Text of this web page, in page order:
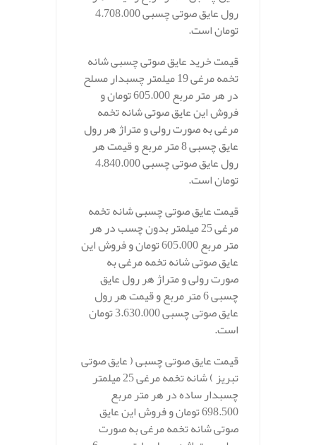
رول عایق صوتی چسبی 4.708.000
تومان است.
قیمت خرید عایق صوتی چسبی شانه
تخمه مرغی 19 میلمتر چسبدار مسلح
در هر متر مربع 605.000 تومان و
فروش این عایق صوتی شانه تخمه
مرغی به صورت رولی و متراژ هر رول
عایق چسبی 8 متر مربع و قیمت هر
رول عایق صوتی چسبی 4.840.000
تومان است.
قیمت عایق صوتی چسبی شانه تخمه
مرغی 25 میلمتر بدون چسب در هر
متر مربع 605.000 تومان و فروش این
عایق صوتی شانه تخمه مرغی به
صورت رولی و متراژ هر رول عایق
چسبی 6 متر مربع و قیمت هر رول
عایق صوتی چسبی 3.630.000 تومان
است.
قیمت عایق صوتی چسبی ( عایق صوتی
تبریز ) شانه تخمه مرغی 25 میلمتر
چسبدار ساده در هر متر مربع
698.500 تومان و فروش این عایق
صوتی شانه تخمه مرغی به صورت